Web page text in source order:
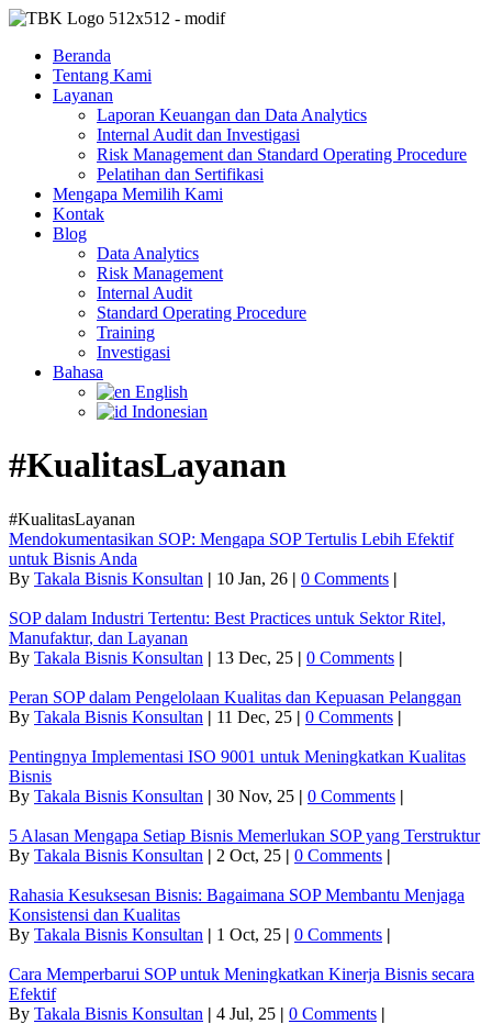
Beranda
Tentang Kami
Layanan
Laporan Keuangan dan Data Analytics
Internal Audit dan Investigasi
Risk Management dan Standard Operating Procedure
Pelatihan dan Sertifikasi
Mengapa Memilih Kami
Kontak
Blog
Data Analytics
Risk Management
Internal Audit
Standard Operating Procedure
Training
Investigasi
Bahasa
English
Indonesian
#KualitasLayanan
#KualitasLayanan
Mendokumentasikan SOP: Mengapa SOP Tertulis Lebih Efektif
untuk Bisnis Anda
By Takala Bisnis Konsultan | 10 Jan, 26 | 0 Comments |
SOP dalam Industri Tertentu: Best Practices untuk Sektor Ritel,
Manufaktur, dan Layanan
By Takala Bisnis Konsultan | 13 Dec, 25 | 0 Comments |
Peran SOP dalam Pengelolaan Kualitas dan Kepuasan Pelanggan
By Takala Bisnis Konsultan | 11 Dec, 25 | 0 Comments |
Pentingnya Implementasi ISO 9001 untuk Meningkatkan Kualitas
Bisnis
By Takala Bisnis Konsultan | 30 Nov, 25 | 0 Comments |
5 Alasan Mengapa Setiap Bisnis Memerlukan SOP yang Terstruktur
By Takala Bisnis Konsultan | 2 Oct, 25 | 0 Comments |
Rahasia Kesuksesan Bisnis: Bagaimana SOP Membantu Menjaga
Konsistensi dan Kualitas
By Takala Bisnis Konsultan | 1 Oct, 25 | 0 Comments |
Cara Memperbarui SOP untuk Meningkatkan Kinerja Bisnis secara
Efektif
By Takala Bisnis Konsultan | 4 Jul, 25 | 0 Comments |